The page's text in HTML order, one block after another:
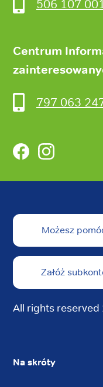
506 107
Centrum
797 063
FacebookInstagram
Możesz
Załóż
All rights reserved
Na skróty